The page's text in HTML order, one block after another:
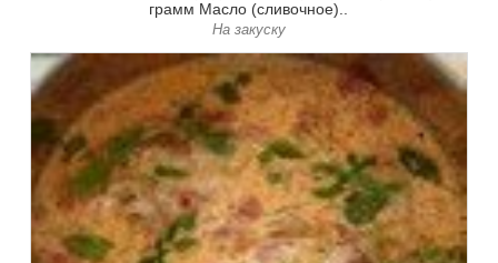
грамм Масло (сливочное)..
На закуску